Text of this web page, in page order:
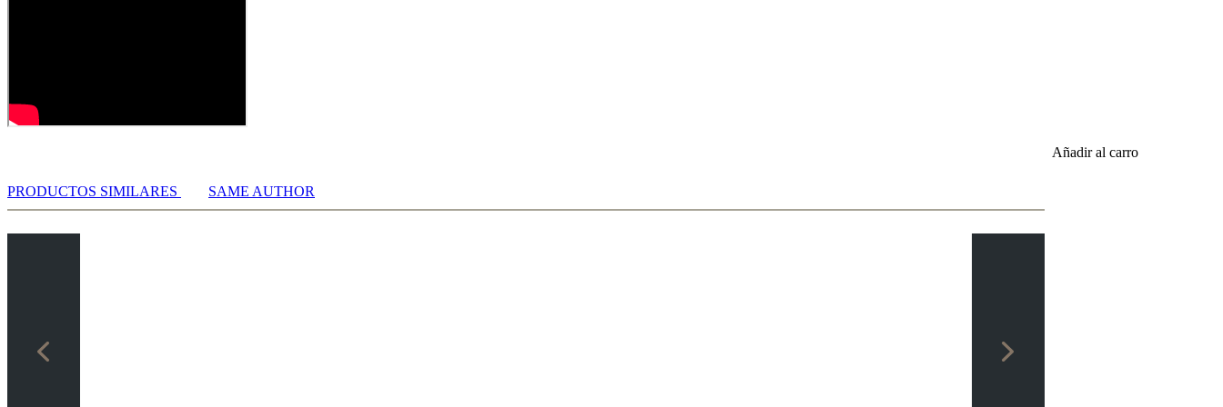
Añadir al carro
PRODUCTOS SIMILARES SAME AUTHOR